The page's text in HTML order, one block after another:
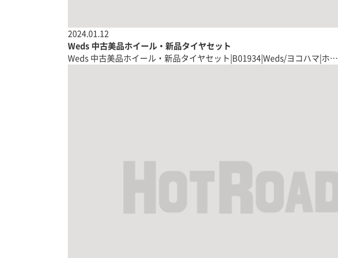
2024.01.12
Weds 中古美品ホイール・新品タイヤセット
Weds 中古美品ホイール・新品タイヤセット|B01934|Weds/ヨコハマ|ホ…